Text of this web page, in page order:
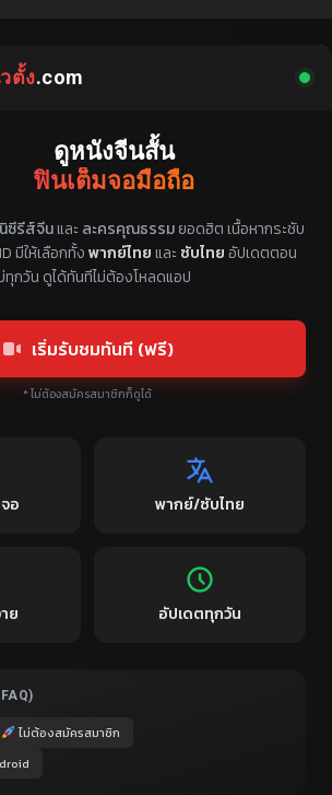
ตั้ง.com
ดูหนังจีนสั้น
ฟินเต็มจอมือถือ
วตั้ง พากย์ไทย ซับไทย
ซีรีส์จีนและ ละครคุณธรรมยอดฮิต เนื้อหากระชับ
มีให้เลือกทั้งพากย์ไทยและ ซับไทยอัปเดตตอน
ทุกวัน ดูได้ทันทีไม่ต้องโหลดแอป
เริ่มรับชมทันที (ฟรี)
* ไม่ต้องสมัครสมาชิกก็ดูได้
อ พากย์/ซับไทย
ย อัปเดตทุกวัน
ไม่ต้องสมัครสมาชิก